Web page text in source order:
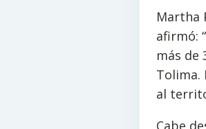
Martha
afirmó:
más de
Tolima.
al
Cabe